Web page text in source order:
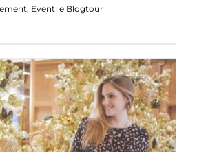
, Eventi e Blogtour
– Novembre 2019